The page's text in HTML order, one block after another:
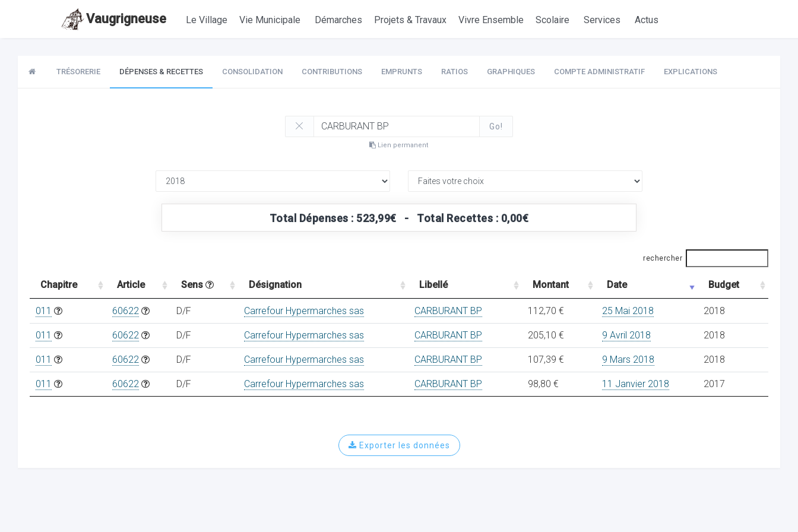
Vaugrigneuse Le Village Vie Municipale Démarches Projets & Travaux Vivre Ensemble Scolaire Services Actus
TRÉSORERIE DÉPENSES & RECETTES CONSOLIDATION CONTRIBUTIONS EMPRUNTS RATIOS GRAPHIQUES COMPTE ADMINISTRATIF EXPLICATIONS
Go!
Lien permanent
Total Dépenses : 523,99€ - Total Recettes : 0,00€
rechercher
Chapitre Article Sens Désignation Libellé Montant Date Budget
011 60622 D/F Carrefour Hypermarches sas CARBURANT BP 112,70 € 25 Mai 2018 2018
011 60622 D/F Carrefour Hypermarches sas CARBURANT BP 205,10 € 9 Avril 2018 2018
011 60622 D/F Carrefour Hypermarches sas CARBURANT BP 107,39 € 9 Mars 2018 2018
011 60622 D/F Carrefour Hypermarches sas CARBURANT BP 98,80 € 11 Janvier 2018 2017
Exporter les données